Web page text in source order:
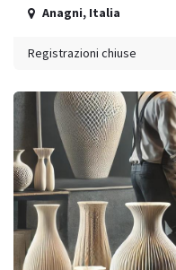
Anagni, Italia
Registrazioni chiuse